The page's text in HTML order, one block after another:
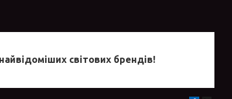
світових брендів!